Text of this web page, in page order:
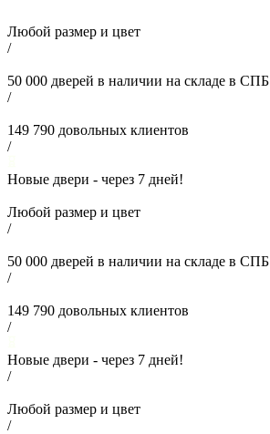
Любой размер и цвет
/
50 000 дверей в наличии на складе в СПБ
/
149 790 довольных клиентов
/
Новые двери - через 7 дней!
Любой размер и цвет
/
50 000 дверей в наличии на складе в СПБ
/
149 790 довольных клиентов
/
Новые двери - через 7 дней!
/
Любой размер и цвет
/